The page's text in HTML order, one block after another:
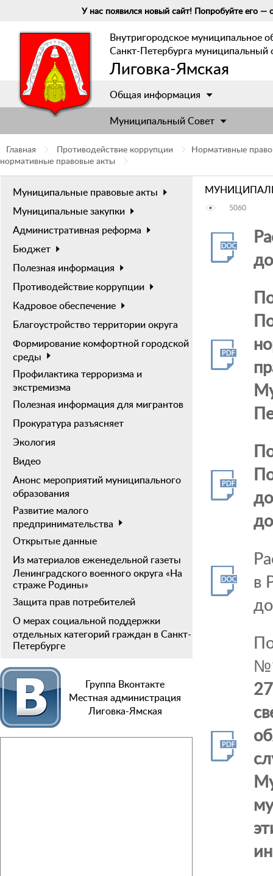
У нас появился новый сайт! Попробуйте его —
Внутригородское муниципальное
Санкт-Петербурга муниципальный
Лиговка-Ямская
Общая информация
Муниципальный Cовет
Главная Противодействие коррупции
Нормативные
нормативные правовые акты
Муниципальные правовые акты
Муниципальные закупки
Административная реформа
Бюджет
Полезная информация
Противодействие коррупции
Кадровое обеспечение
Благоустройство территории округа
Формирование комфортной городской
среды
Профилактика терроризма и
экстремизма
Полезная информация для мигрантов
Прокуратура разъясняет
Экология
Видео
Анонс мероприятий муниципального
образования
Развитие малого
предпринимательства
Открытые данные
Из материалов еженедельной газеты
Ленинградского военного округа «На
страже Родины»
Защита прав потребителей
О мерах социальной поддержки
отдельных категорий граждан в Санкт-
Петербурге
Группа Вконтакте
Местная администрация
Лиговка-Ямская
5060
в